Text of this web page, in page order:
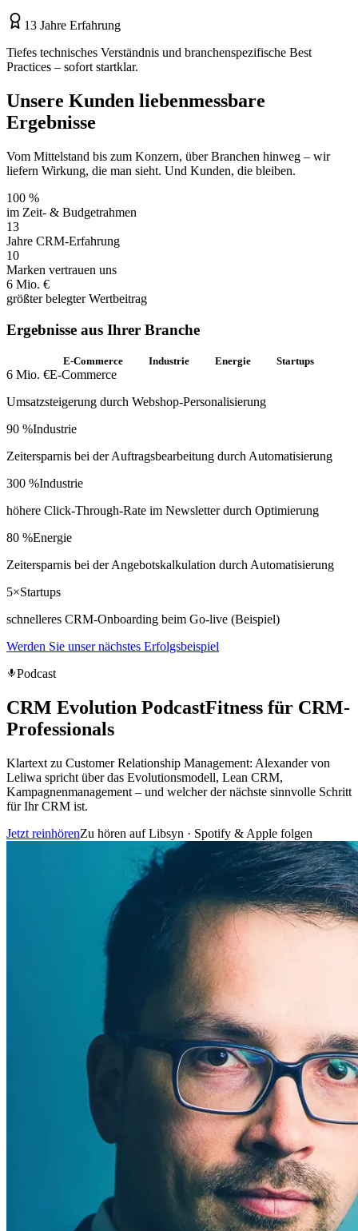
13 Jahre Erfahrung
Tiefes technisches Verständnis und branchenspezifische Best
Practices – sofort startklar.
Unsere Kunden liebenmessbare
Ergebnisse
Vom Mittelstand bis zum Konzern, über Branchen hinweg – wir
liefern Wirkung, die man sieht. Und Kunden, die bleiben.
100 %
im Zeit- & Budgetrahmen
13
Jahre CRM-Erfahrung
10
Marken vertrauen uns
6 Mio. €
größter belegter Wertbeitrag
Ergebnisse aus Ihrer Branche
E-Commerce Industrie Energie Startups
6 Mio. €E-Commerce
Umsatzsteigerung durch Webshop-Personalisierung
90 %Industrie
Zeitersparnis bei der Auftragsbearbeitung durch Automatisierung
300 %Industrie
höhere Click-Through-Rate im Newsletter durch Optimierung
80 %Energie
Zeitersparnis bei der Angebotskalkulation durch Automatisierung
5×Startups
schnelleres CRM-Onboarding beim Go-live (Beispiel)
Werden Sie unser nächstes Erfolgsbeispiel
Podcast
CRM Evolution PodcastFitness für CRM-
Professionals
Klartext zu Customer Relationship Management: Alexander von
Leliwa spricht über das Evolutionsmodell, Lean CRM,
Kampagnenmanagement – und welcher der nächste sinnvolle Schritt
für Ihr CRM ist.
Jetzt reinhörenZu hören aufLibsyn · Spotify & Apple folgen